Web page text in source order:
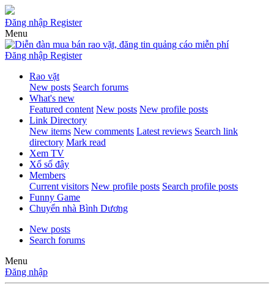
Đăng nhập Register
Menu
Đăng nhập Register
Rao vặt
New posts Search forums
What's new
Featured content New posts New profile posts
Link Directory
New items New comments Latest reviews Search link
directory Mark read
Xem TV
Xổ số đây
Members
Current visitors New profile posts Search profile posts
Funny Game
Chuyển nhà Bình Dương
New posts
Search forums
Menu
Đăng nhập